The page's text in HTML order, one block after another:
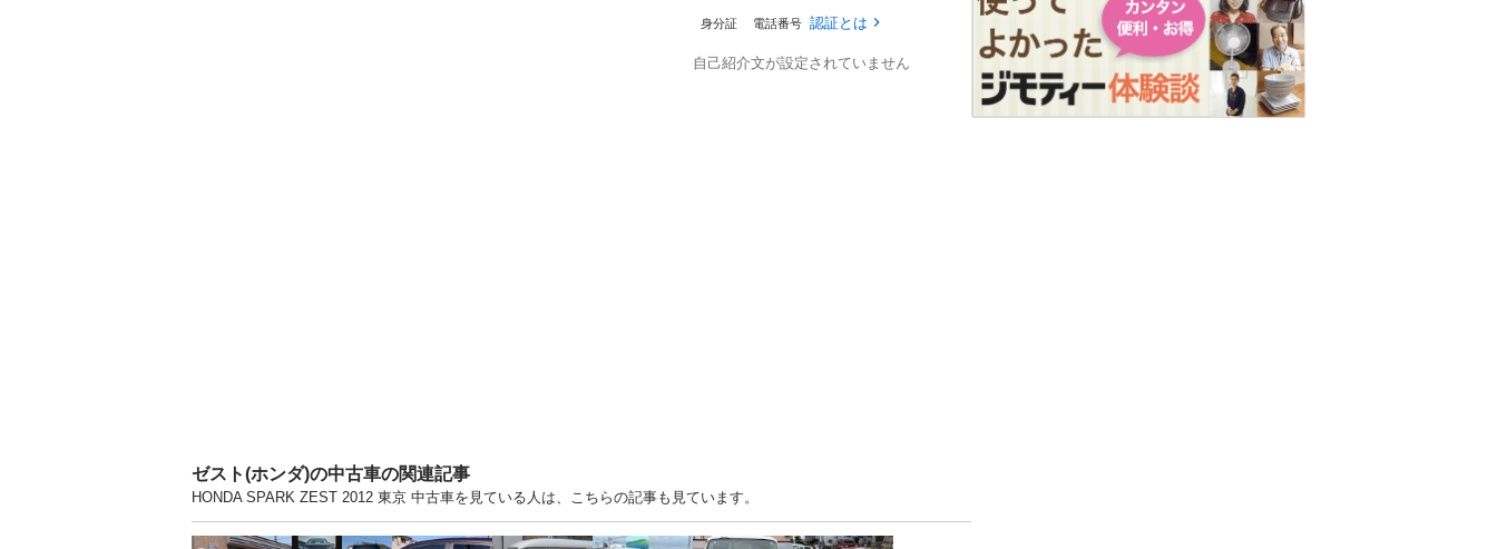
身分証 電話番号 認証とは
自己紹介文が設定されていません
ゼスト(ホンダ)の中古車の関連記事
HONDA SPARK ZEST 2012 東京 中古車を見ている人は、こちらの記事も見ています。